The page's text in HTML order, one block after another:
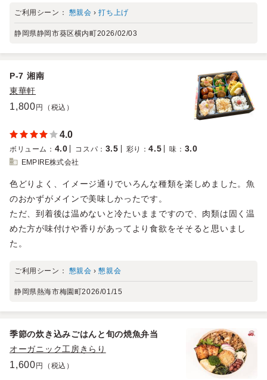
ご利用シーン： 懇親会 ›打ち上げ
静岡県静岡市葵区横内町2026/02/03
P-7 湘南
東華軒
1,800 円（税込）
4.0
ボリューム ： 4.0 コスパ ： 3.5 彩り ：4.5 味 ： 3.0
EMPIRE株式会社
色どりよく、イメージ通りでいろんな種類を楽しめました。魚
のおかずがメインで美味しかったです。
ただ、到着後は温めないと冷たいままですので、肉類は固く温
めた方が味付けや香りがあってより食欲をそそると思いまし
た。
ご利用シーン： 懇親会 ›懇親会
静岡県熱海市梅園町2026/01/15
季節の炊き込みごはんと旬の焼魚弁当
オーガニック工房きらり
1,600 円（税込）